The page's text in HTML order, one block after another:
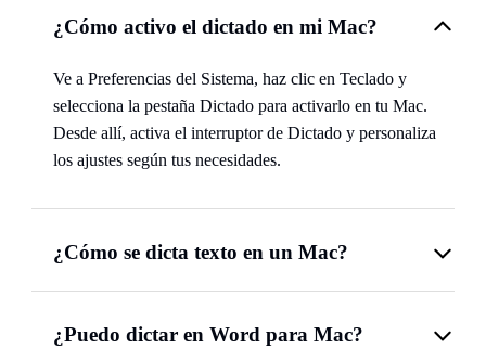
¿Cómo activo el dictado en mi Mac?
Ve a Preferencias del Sistema, haz clic en Teclado y
selecciona la pestaña Dictado para activarlo en tu Mac.
Desde allí, activa el interruptor de Dictado y personaliza
los ajustes según tus necesidades.
¿Cómo se dicta texto en un Mac?
¿Puedo dictar en Word para Mac?